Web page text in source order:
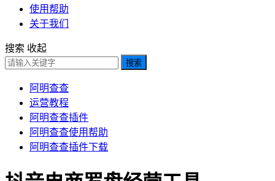
使用帮助
关于我们
搜索 收起
搜索
阿明查查
运营教程
阿明查查插件
阿明查查使用帮助
阿明查查插件下载